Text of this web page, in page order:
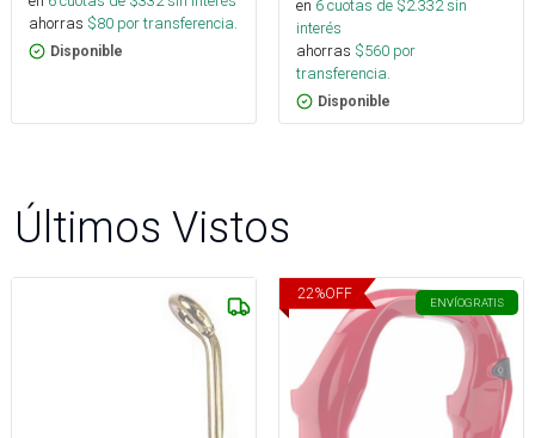
ahorras $80 por transferencia.
Disponible
en 6cuotas de $2.332sin
interés
ahorras $560 por
transferencia.
Disponible
Últimos Vistos
22%OFF
ENVÍOGRATIS